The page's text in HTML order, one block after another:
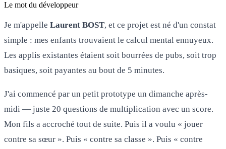
Le mot du développeur
Je m'appelle Laurent BOST, et ce projet est né d'un constat
simple : mes enfants trouvaient le calcul mental ennuyeux.
Les applis existantes étaient soit bourrées de pubs, soit trop
basiques, soit payantes au bout de 5 minutes.
J'ai commencé par un petit prototype un dimanche après-
midi — juste 20 questions de multiplication avec un score.
Mon fils a accroché tout de suite. Puis il a voulu « jouer
contre sa sœur ». Puis « contre sa classe ». Puis « contre